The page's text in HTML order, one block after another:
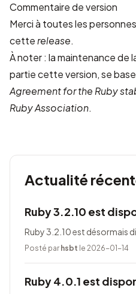
Commentaire de version
Merci à toutes les
cetterelease.
À noter : la maintenance de
partie cette version, se
Agreement for the Ruby
Ruby Association.
Actualité
Ruby 3.2.10 est
Ruby 3.2.10 est désormais
Posté par hsbt le 2026-01-14
Ruby 4.0.1 est